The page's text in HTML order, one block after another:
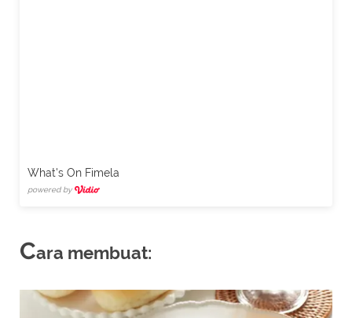
What's On Fimela
powered by
Cara membuat: